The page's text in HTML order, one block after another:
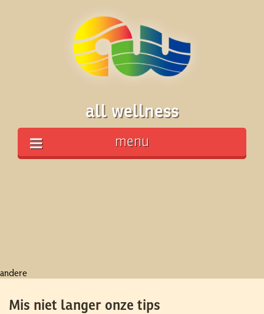
all wellness
menu
andere
Mis niet langer onze tips